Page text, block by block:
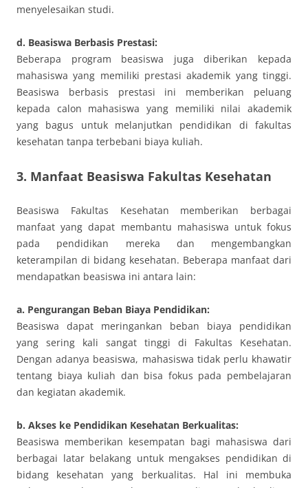
menyelesaikan studi.
d. Beasiswa Berbasis Prestasi:
Beberapa program beasiswa juga diberikan kepada
mahasiswa yang memiliki prestasi akademik yang tinggi.
Beasiswa berbasis prestasi ini memberikan peluang
kepada calon mahasiswa yang memiliki nilai akademik
yang bagus untuk melanjutkan pendidikan di fakultas
kesehatan tanpa terbebani biaya kuliah.
3. Manfaat Beasiswa Fakultas Kesehatan
Beasiswa Fakultas Kesehatan memberikan berbagai
manfaat yang dapat membantu mahasiswa untuk fokus
pada pendidikan mereka dan mengembangkan
keterampilan di bidang kesehatan. Beberapa manfaat dari
mendapatkan beasiswa ini antara lain:
a. Pengurangan Beban Biaya Pendidikan:
Beasiswa dapat meringankan beban biaya pendidikan
yang sering kali sangat tinggi di Fakultas Kesehatan.
Dengan adanya beasiswa, mahasiswa tidak perlu khawatir
tentang biaya kuliah dan bisa fokus pada pembelajaran
dan kegiatan akademik.
b. Akses ke Pendidikan Kesehatan Berkualitas:
Beasiswa memberikan kesempatan bagi mahasiswa dari
berbagai latar belakang untuk mengakses pendidikan di
bidang kesehatan yang berkualitas. Hal ini membuka